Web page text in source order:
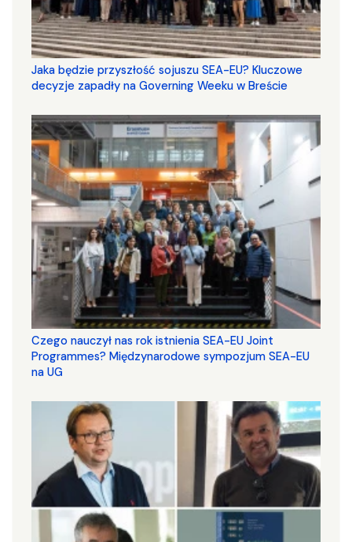
Jaka będzie przyszłość sojuszu SEA-EU? Kluczowe
decyzje zapadły na Governing Weeku w Breście
Czego nauczył nas rok istnienia SEA-EU Joint
Programmes? Międzynarodowe sympozjum SEA-EU
na UG